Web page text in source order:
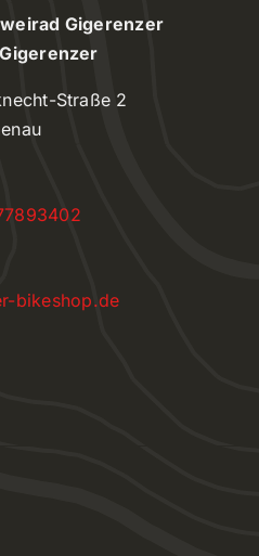
Gigerenzer
Straße 2
bikeshop.de